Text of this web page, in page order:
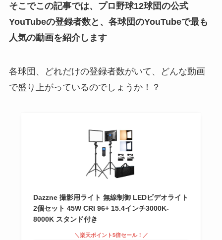
そこでこの記事では、プロ野球12球団の公式
YouTubeの登録者数と、各球団のYouTubeで最も
人気の動画を紹介します
各球団、どれだけの登録者数がいて、どんな動画
で盛り上がっているのでしょうか！？
Dazzne 撮影用ライト 無線制御 LEDビデオライト
2個セット 45W CRI 96+ 15.4インチ3000K-
8000K スタンド付き
＼楽天ポイント5倍セール！／